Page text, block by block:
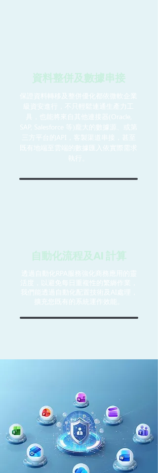
​資料整併及數據串接
保證資料轉移及整併優化都依微軟企業
級資安進行，不只輕鬆連通生產力工
具，也能將來自其他連接器(Oracle,
SAP, Salesforce 等)龐大的數據源、或第
三方平台的API，客製渠道串接，甚至
既有地端至雲端的數據匯入依實際需求
執行。
​自動化流程及AI 計算
透過自動化RPA服務​強化商務應用的靈
活度，以避免每日重複性的繁縟作業，
我們能透過自動化配置技術及AI處理，
擴充您既有的系統運作效能。